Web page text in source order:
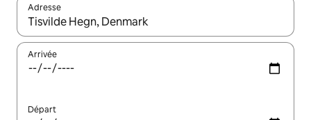
Adresse
Lorsque les résultats s'affichent, utilisez les flèches vers le
Arrivée
Départ